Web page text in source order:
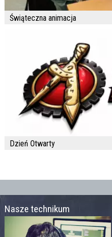
Świąteczna animacja
Dzień Otwarty
Nasze technikum